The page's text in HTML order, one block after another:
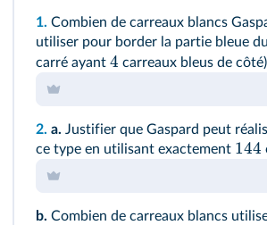
1. Combien de carreaux blancs
utiliser pour border la partie bleue
carré ayant 4 carreaux bleus de
2. a. Justifier que Gaspard peut
ce type en utilisant exactement 144
b. Combien de carreaux blancs